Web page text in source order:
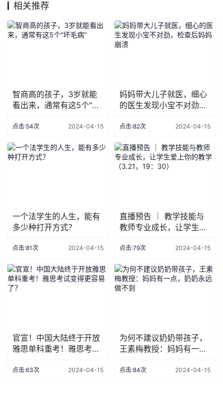
相关推荐
智商高的孩子，3岁就能
看出来，通常有这5个“坏
点击:54次 2024-04-15
妈妈带大儿子就医，细心
的医生发现小宝不对劲，
点击:82次 2024-04-15
一个法学生的人生，能有
多少种打开方式？
点击:81次 2024-04-15
直播预告 ｜ 教学技能与
教师专业成长，让学生爱
30）
点击:79次 2024-04-15
官宣！中国大陆终于开放
雅思单科重考！雅思考试
点击:63次 2024-04-15
为何不建议奶奶带孩子，
王素梅教授：妈妈有一
点击:84次 2024-04-15